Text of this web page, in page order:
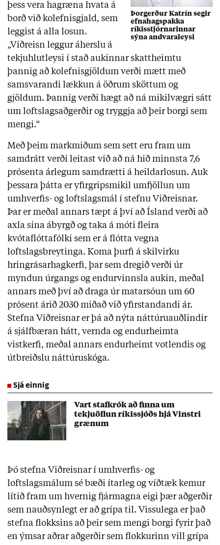
Þorgerður Katrín segir
efnahagspakka
ríkisstjórnarinnar
sýna andvaraleysi
þess vera hagræna hvata á
borð við kolefnisgjald, sem
leggist á alla losun.
„Viðreisn leggur áherslu á
tekjuhlutleysi í stað aukinnar skattheimtu
þannig að kolefnisgjöldum verði mætt með
samsvarandi lækkun á öðrum sköttum og
gjöldum. Þannig verði hægt að ná mikilvægri sátt
um loftslagsaðgerðir og tryggja að þeir borgi sem
mengi.“
Með þeim markmiðum sem sett eru fram um
samdrátt verði leitast við að ná hið minnsta 7,6
prósenta árlegum samdrætti á heildarlosun. Auk
þessara þátta er yfirgripsmikil umfjöllun um
umhverfis- og loftslagsmál í stefnu Viðreisnar.
Þar er meðal annars tæpt á því að Ísland verði að
axla sína ábyrgð og taka á móti fleira
kvótaflóttafólki sem er á flótta vegna
loftslagsbreytinga. Koma þurfi á skilvirku
hringrásarhagkerfi, þar sem dregið verði úr
myndun úrgangs og endurvinnsla aukin, meðal
annars með því að draga úr matarsóun um 60
prósent árið 2030 miðað við yfirstandandi ár.
Stefna Viðreisnar er þá að nýta náttúruauðlindir
á sjálfbæran hátt, vernda og endurheimta
vistkerfi, meðal annars endurheimt votlendis og
útbreiðslu náttúruskóga.
Sjá einnig
Vart stafkrók að finna um
tekjuöflun ríkissjóðs hjá Vinstri
grænum
Þó stefna Viðreisnar í umhverfis- og
loftslagsmálum sé bæði ítarleg og víðtæk kemur
lítið fram um hvernig fjármagna eigi þær aðgerðir
sem nauðsynlegt er að grípa til. Vissulega er það
stefna flokksins að þeir sem mengi borgi fyrir það
en ýmsar aðrar aðgerðir sem flokkurinn vill grípa